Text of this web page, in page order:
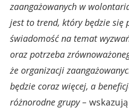
zaangażowanych w
jest to trend, który będzie się
świadomość na temat
oraz potrzeba
że organizacji
będzie coraz więcej, a
różnorodne grupy –